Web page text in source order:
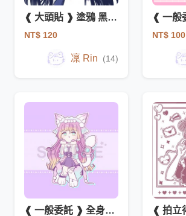
❰ 大頭貼 ❱ 塗鴉 黑白🖤🤍
NT$ 120
凜 Rin (14)
NT$ 100
❰ 一般委託 ❱ 全身QQ人✨